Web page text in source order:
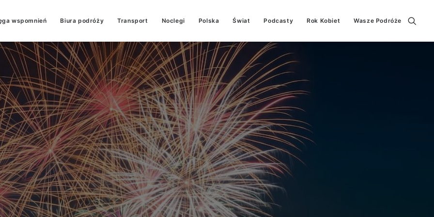
wspomnień Biura podróży Transport Noclegi Polska Świat Podcasty Rok Kobiet Wasze Podróże